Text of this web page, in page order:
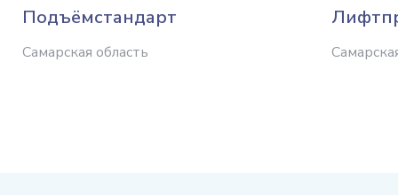
Подъёмстандарт
Самарская область